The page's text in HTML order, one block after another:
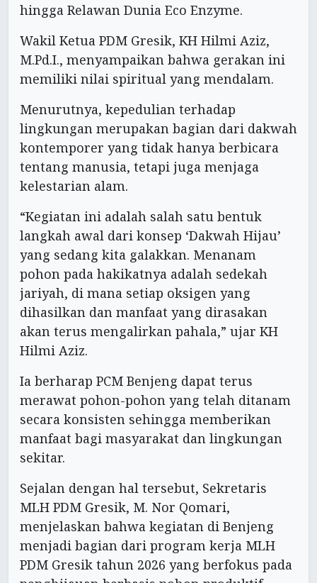
hingga Relawan Dunia Eco Enzyme.
Wakil Ketua PDM Gresik, KH Hilmi Aziz,
M.Pd.I., menyampaikan bahwa gerakan ini
memiliki nilai spiritual yang mendalam.
Menurutnya, kepedulian terhadap
lingkungan merupakan bagian dari dakwah
kontemporer yang tidak hanya berbicara
tentang manusia, tetapi juga menjaga
kelestarian alam.
“Kegiatan ini adalah salah satu bentuk
langkah awal dari konsep ‘Dakwah Hijau’
yang sedang kita galakkan. Menanam
pohon pada hakikatnya adalah sedekah
jariyah, di mana setiap oksigen yang
dihasilkan dan manfaat yang dirasakan
akan terus mengalirkan pahala,” ujar KH
Hilmi Aziz.
Ia berharap PCM Benjeng dapat terus
merawat pohon-pohon yang telah ditanam
secara konsisten sehingga memberikan
manfaat bagi masyarakat dan lingkungan
sekitar.
Sejalan dengan hal tersebut, Sekretaris
MLH PDM Gresik, M. Nor Qomari,
menjelaskan bahwa kegiatan di Benjeng
menjadi bagian dari program kerja MLH
PDM Gresik tahun 2026 yang berfokus pada